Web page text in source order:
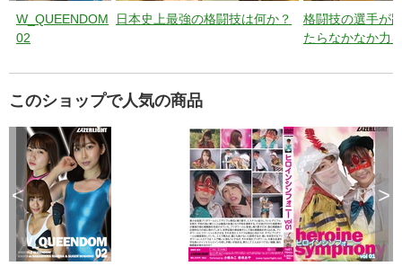
W_QUEENDOM
02
日本史上最強の格闘技は何か？
格闘技の選手が
たらなかなか力
このショップで人気の商品
< >